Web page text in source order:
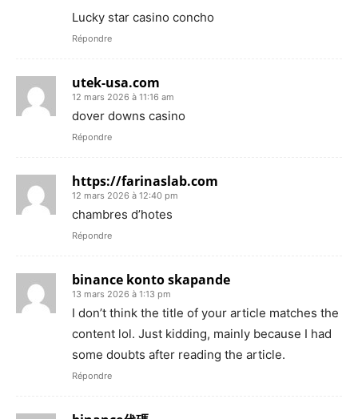
Lucky star casino concho
Répondre
utek-usa.com
12 mars 2026 à 11:16 am
dover downs casino
Répondre
https://farinaslab.com
12 mars 2026 à 12:40 pm
chambres d’hotes
Répondre
binance konto skapande
13 mars 2026 à 1:13 pm
I don’t think the title of your article matches the
content lol. Just kidding, mainly because I had
some doubts after reading the article.
Répondre